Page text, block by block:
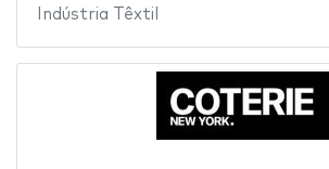
Indústria Têxtil